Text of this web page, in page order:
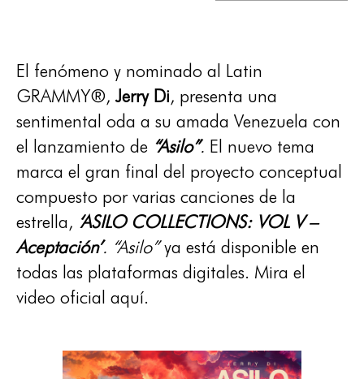
El fenómeno y nominado al Latin
GRAMMY®, Jerry Di, presenta una
sentimental oda a su amada Venezuela con
el lanzamiento de “Asilo”. El nuevo tema
marca el gran final del proyecto conceptual
compuesto por varias canciones de la
estrella, ‘ASILO COLLECTIONS: VOL V –
Aceptación’. “Asilo”ya está disponible en
todas las plataformas digitales. Mira el
video oficial aquí.